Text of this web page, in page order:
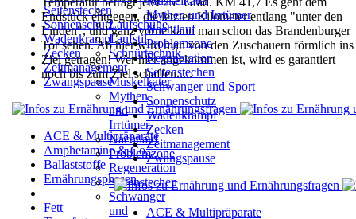
Seitenstechen
Sonnenschutz
Wadenkrampf
Zecken
Zeitmanagement
Zwangspause
ACE & Multipräparate
Amphetamine & Co.
Ballaststoffe
Ernährungsphasen
Fett
Endstück entgegen, die letzten Kilometer entlang "unterden
Linden", und ganz vorne kann man schon das Brandenburger
Torsehen. Ab hier wird man von den Zuschauern förmlich ins
Zielgetragen! Wer hier angekommen ist, wird es garantiert
noch bis zumZiel schaffen.....
Laufschuhe
Laufstil
Schnürtechnik
Muskelkater
Mythen
und
Irrtümer
Nachtlauf
Problemzone
Regeneration
Seitenstechen
Schwanger
und
Mythen und Irrtümer
Nachtlauf
Problemzone
Regeneration
Seitenstechen
Schwanger und Sport
Sonnenschutz
Wadenkrampf
Zecken
Zeitmanagement
Zwangspause
ACE & Multipräparate